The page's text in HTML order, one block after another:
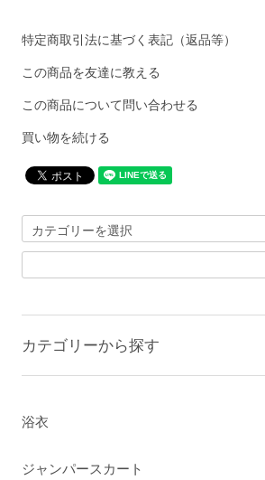
特定商取引法に基づく表記（返品等）
この商品を友達に教える
この商品について問い合わせる
買い物を続ける
カテゴリーから探す
浴衣
ジャンパースカート